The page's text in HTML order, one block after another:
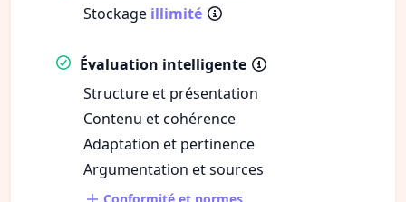
Stockage illimité
Évaluation intelligente
Structure et présentation
Contenu et cohérence
Adaptation et pertinence
Argumentation et sources